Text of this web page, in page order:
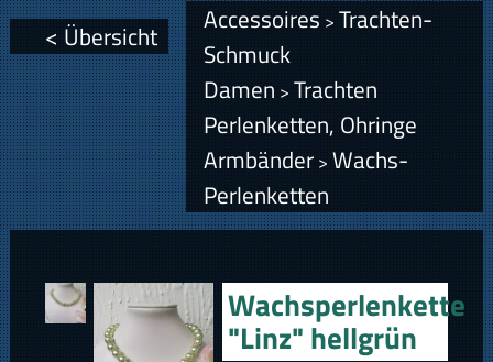
< Übersicht Accessoires > Trachten-
Schmuck
Damen > Trachten
Perlenketten, Ohringe
Armbänder> Wachs-
Perlenketten
Wachsperlenkette
"Linz" hellgrün